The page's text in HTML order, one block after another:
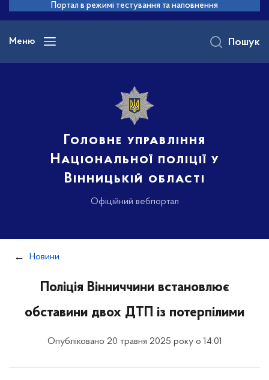
основного
вмісту
Портал в режимі тестування та наповнення
Меню
Головне управління
Національної поліції у
Вінницькій області
Офіційний вебпортал
Пошук
Новини
Поліція Вінниччини встановлює
обставини двох ДТП із потерпілими
Опубліковано 20 травня 2025 року о 14:01